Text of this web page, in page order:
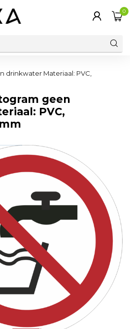
0
drinkwater Materiaal: PVC,
geen
PVC,